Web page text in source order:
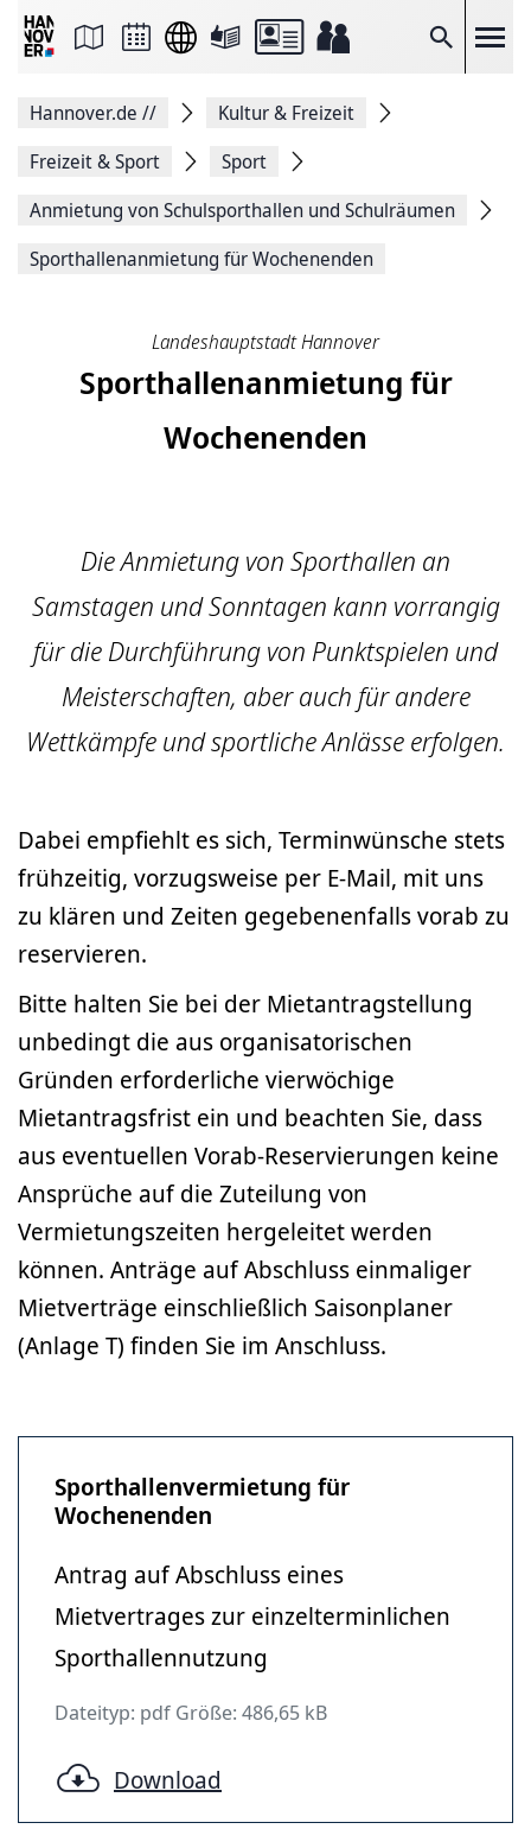
Suche
Seite
Facebook
teilen
Seitenlink
Seite
Hannover.de //
Kultur & Freizeit
Freizeit & Sport
Sport
Anmietung von Schulsporthallen und Schulräumen
Sporthallenanmietung für Wochenenden
Landeshauptstadt Hannover
Sporthallenanmietung für
Wochenenden
Die Anmietung von Sporthallen an
Samstagen und Sonntagen kann vorrangig
für die Durchführung von Punktspielen und
Meisterschaften, aber auch für andere
Wettkämpfe und sportliche Anlässe erfolgen.
Dabei empfiehlt es sich, Terminwünsche stets
frühzeitig, vorzugsweise per E-Mail, mit uns
zu klären und Zeiten gegebenenfalls vorab zu
reservieren.
Bitte halten Sie bei der Mietantragstellung
unbedingt die aus organisatorischen
Gründen erforderliche vierwöchige
Mietantragsfrist ein und beachten Sie, dass
aus eventuellen Vorab-Reservierungen keine
Ansprüche auf die Zuteilung von
Vermietungszeiten hergeleitet werden
können. Anträge auf Abschluss einmaliger
Mietverträge einschließlich Saisonplaner
(Anlage T) finden Sie im Anschluss.
Sporthallenvermietung für
Wochenenden
Antrag auf Abschluss eines
Mietvertrages zur einzelterminlichen
Sporthallennutzung
Dateityp: pdf Größe: 486,65 kB
Download